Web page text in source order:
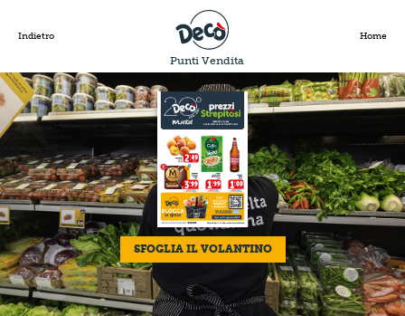
Indietro
Punti Vendita
Home
SFOGLIA IL VOLANTINO